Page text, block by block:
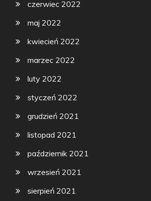
czerwiec 2022
maj 2022
kwiecień 2022
marzec 2022
luty 2022
styczeń 2022
grudzień 2021
listopad 2021
październik 2021
wrzesień 2021
sierpień 2021